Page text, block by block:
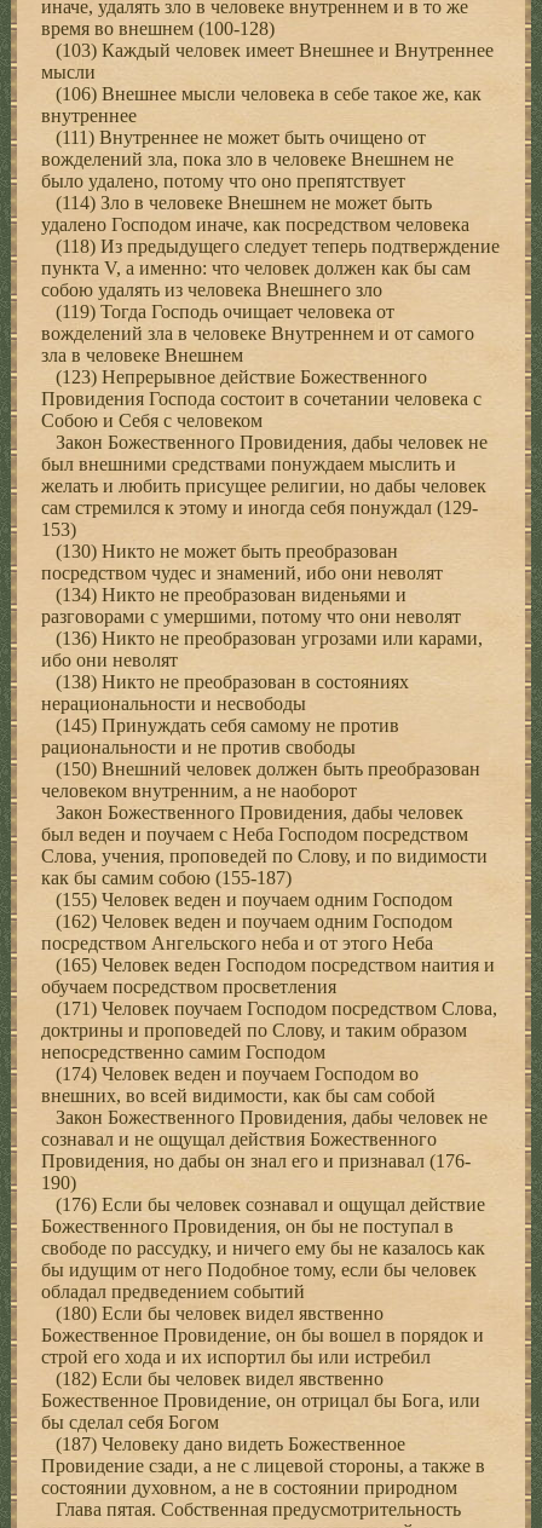
иначе, удалять зло в человеке внутреннем и в то же
время во внешнем (100-128)
(103) Каждый человек имеет Внешнее и Внутреннее
мысли
(106) Внешнее мысли человека в себе такое же, как
внутреннее
(111) Внутреннее не может быть очищено от
вожделений зла, пока зло в человеке Внешнем не
было удалено, потому что оно препятствует
(114) Зло в человеке Внешнем не может быть
удалено Господом иначе, как посредством человека
(118) Из предыдущего следует теперь подтверждение
пункта V, а именно: что человек должен как бы сам
собою удалять из человека Внешнего зло
(119) Тогда Господь очищает человека от
вожделений зла в человеке Внутреннем и от самого
зла в человеке Внешнем
(123) Непрерывное действие Божественного
Провидения Господа состоит в сочетании человека с
Собою и Себя с человеком
Закон Божественного Провидения, дабы человек не
был внешними средствами понуждаем мыслить и
желать и любить присущее религии, но дабы человек
сам стремился к этому и иногда себя понуждал (129-
153)
(130) Никто не может быть преобразован
посредством чудес и знамений, ибо они неволят
(134) Никто не преобразован виденьями и
разговорами с умершими, потому что они неволят
(136) Никто не преобразован угрозами или карами,
ибо они неволят
(138) Никто не преобразован в состояниях
нерациональности и несвободы
(145) Принуждать себя самому не против
рациональности и не против свободы
(150) Внешний человек должен быть преобразован
человеком внутренним, а не наоборот
Закон Божественного Провидения, дабы человек
был веден и поучаем с Неба Господом посредством
Слова, учения, проповедей по Слову, и по видимости
как бы самим собою (155-187)
(155) Человек веден и поучаем одним Господом
(162) Человек веден и поучаем одним Господом
посредством Ангельского неба и от этого Неба
(165) Человек веден Господом посредством наития и
обучаем посредством просветления
(171) Человек поучаем Господом посредством Слова,
доктрины и проповедей по Слову, и таким образом
непосредственно самим Господом
(174) Человек веден и поучаем Господом во
внешних, во всей видимости, как бы сам собой
Закон Божественного Провидения, дабы человек не
сознавал и не ощущал действия Божественного
Провидения, но дабы он знал его и признавал (176-
190)
(176) Если бы человек сознавал и ощущал действие
Божественного Провидения, он бы не поступал в
свободе по рассудку, и ничего ему бы не казалось как
бы идущим от него Подобное тому, если бы человек
обладал предведением событий
(180) Если бы человек видел явственно
Божественное Провидение, он бы вошел в порядок и
строй его хода и их испортил бы или истребил
(182) Если бы человек видел явственно
Божественное Провидение, он отрицал бы Бога, или
бы сделал себя Богом
(187) Человеку дано видеть Божественное
Провидение сзади, а не с лицевой стороны, а также в
состоянии духовном, а не в состоянии природном
Глава пятая. Собственная предусмотрительность